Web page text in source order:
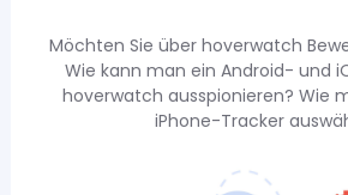
Möchten Sie über hoverwatch
Wie kann man ein Android- und
hoverwatch ausspionieren? Wie
iPhone-Tracker